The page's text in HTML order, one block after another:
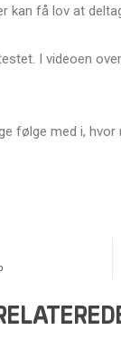
kan få lov at
I videoen
følge med i,